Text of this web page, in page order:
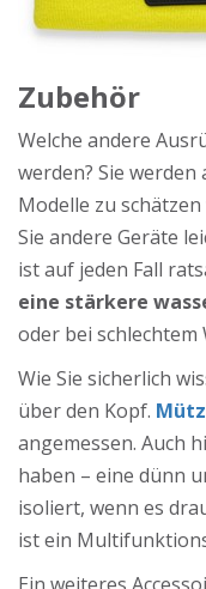
Zubehör
Welche andere
werden? Sie
Modelle zu schätzen
Sie andere Geräte
ist auf jeden Fall
eine stärkere
oder bei
Wie Sie sicherlich
über den Kopf.
angemessen. Auch
haben – eine dünn
isoliert, wenn es
ist ein